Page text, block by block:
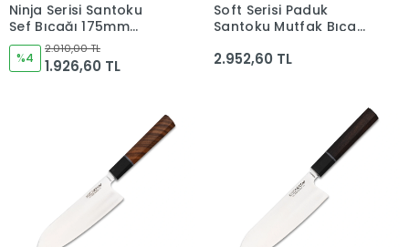
Ninja Serisi Santoku
Şef Bıçağı 175mm
Namlu - Kocakaya
Bıçakları
%4
2.010,00 TL
1.926,60 TL
Soft Serisi Paduk
Santoku Mutfak Bıçağı
Kocakaya Bıçakları
2.952,60 TL